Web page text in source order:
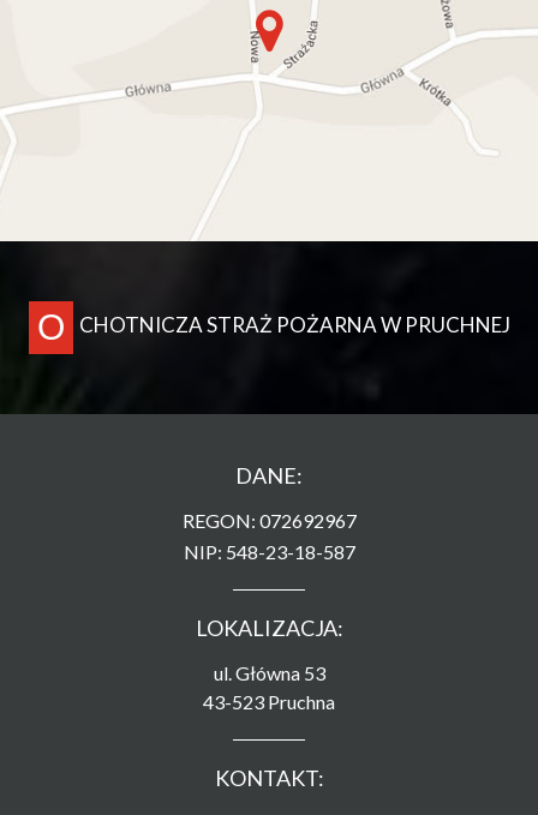
O CHOTNICZA STRAŻ POŻARNA W PRUCHNEJ
DANE:
REGON: 072692967
NIP: 548-23-18-587
LOKALIZACJA:
ul. Główna 53
43-523 Pruchna
KONTAKT: